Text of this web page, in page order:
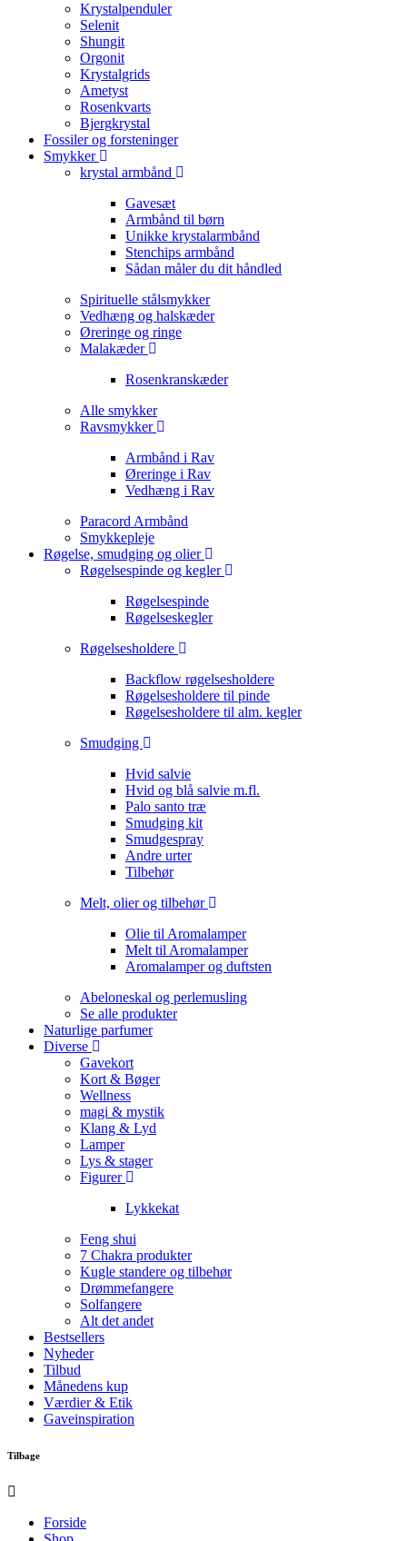
Krystalpenduler
Selenit
Shungit
Orgonit
Krystalgrids
Ametyst
Rosenkvarts
Bjergkrystal
Fossiler og forsteninger
Smykker
krystal armbånd
Gavesæt
Armbånd til børn
Unikke krystalarmbånd
Stenchips armbånd
Sådan måler du dit håndled
Spirituelle stålsmykker
Vedhæng og halskæder
Øreringe og ringe
Malakæder
Rosenkranskæder
Alle smykker
Ravsmykker
Armbånd i Rav
Øreringe i Rav
Vedhæng i Rav
Paracord Armbånd
Smykkepleje
Røgelse, smudging og olier
Røgelsespinde og kegler
Røgelsespinde
Røgelseskegler
Røgelsesholdere
Backflow røgelsesholdere
Røgelsesholdere til pinde
Røgelsesholdere til alm. kegler
Smudging
Hvid salvie
Hvid og blå salvie m.fl.
Palo santo træ
Smudging kit
Smudgespray
Andre urter
Tilbehør
Melt, olier og tilbehør
Olie til Aromalamper
Melt til Aromalamper
Aromalamper og duftsten
Abeloneskal og perlemusling
Se alle produkter
Naturlige parfumer
Diverse
Gavekort
Kort & Bøger
Wellness
magi & mystik
Klang & Lyd
Lamper
Lys & stager
Figurer
Lykkekat
Feng shui
7 Chakra produkter
Kugle standere og tilbehør
Drømmefangere
Solfangere
Alt det andet
Bestsellers
Nyheder
Tilbud
Månedens kup
Værdier & Etik
Gaveinspiration
Tilbage
Forside